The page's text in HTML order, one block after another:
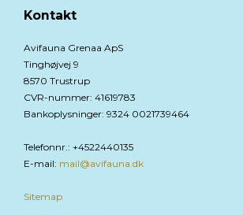
Kontakt
Avifauna Grenaa ApS
Tinghøjvej 9
8570 Trustrup
CVR-nummer: 41619783
Bankoplysninger: 9324 0021739464
Telefonnr.: +4522440135
E-mail: mail@avifauna.dk
Sitemap